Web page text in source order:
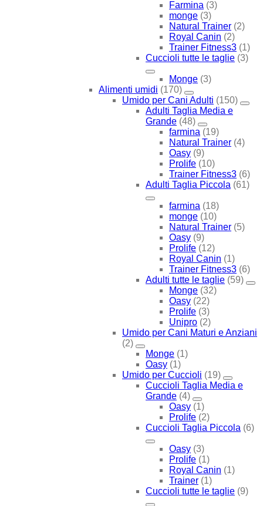
Farmina (3)
monge (3)
Natural Trainer (2)
Royal Canin (2)
Trainer Fitness3 (1)
Cuccioli tutte le taglie (3)
Monge (3)
Alimenti umidi (170)
Umido per Cani Adulti (150)
Adulti Taglia Media e
Grande (48)
farmina (19)
Natural Trainer (4)
Oasy (9)
Prolife (10)
Trainer Fitness3 (6)
Adulti Taglia Piccola (61)
farmina (18)
monge (10)
Natural Trainer (5)
Oasy (9)
Prolife (12)
Royal Canin (1)
Trainer Fitness3 (6)
Adulti tutte le taglie (59)
Monge (32)
Oasy (22)
Prolife (3)
Unipro (2)
Umido per Cani Maturi e Anziani
(2)
Monge (1)
Oasy (1)
Umido per Cuccioli (19)
Cuccioli Taglia Media e
Grande (4)
Oasy (1)
Prolife (2)
Cuccioli Taglia Piccola (6)
Oasy (3)
Prolife (1)
Royal Canin (1)
Trainer (1)
Cuccioli tutte le taglie (9)